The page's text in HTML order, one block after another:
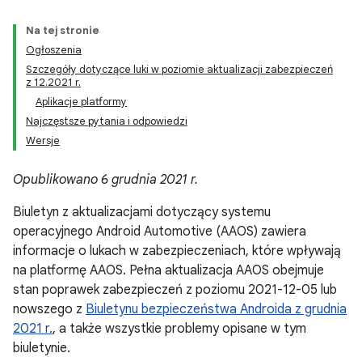
Na tej stronie
Ogłoszenia
Szczegóły dotyczące luki w poziomie aktualizacji zabezpieczeń
z 12.2021 r.
Aplikacje platformy
Najczęstsze pytania i odpowiedzi
Wersje
Opublikowano 6 grudnia 2021 r.
Biuletyn z aktualizacjami dotyczący systemu
operacyjnego Android Automotive (AAOS) zawiera
informacje o lukach w zabezpieczeniach, które wpływają
na platformę AAOS. Pełna aktualizacja AAOS obejmuje
stan poprawek zabezpieczeń z poziomu 2021-12-05 lub
nowszego z Biuletynu bezpieczeństwa Androida z grudnia
2021 r., a także wszystkie problemy opisane w tym
biuletynie.